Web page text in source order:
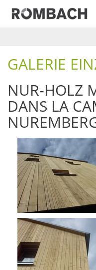
GALERIE
NUR-HOLZ
DANS LA